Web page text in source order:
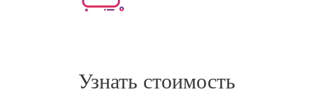
Узнать стоимость